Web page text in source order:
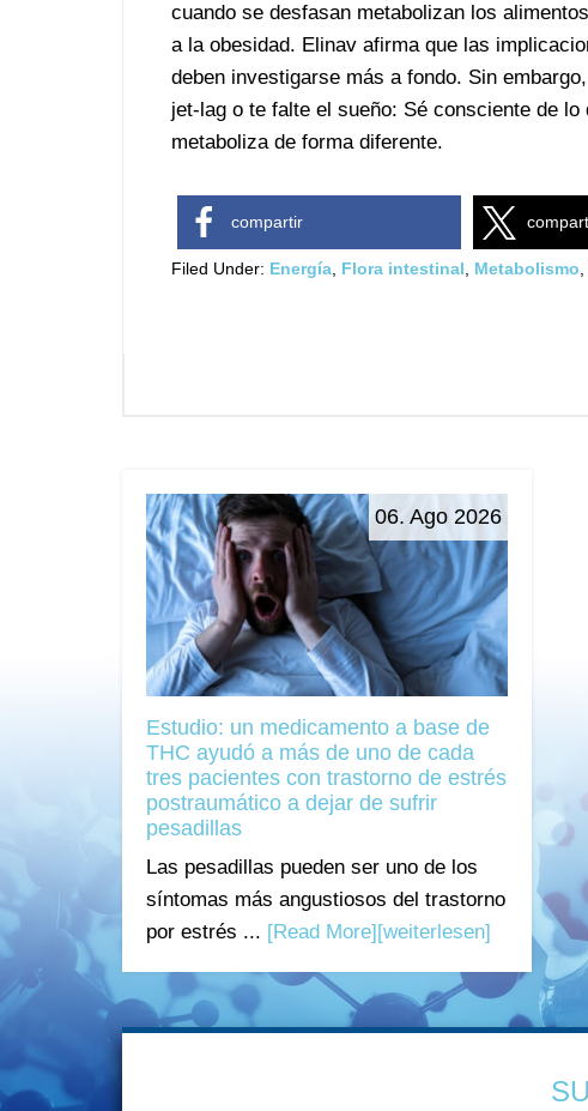
cuando se desfasan metabolizan los
a la obesidad. Elinav afirma que las
deben investigarse más a fondo. Sin
jet-lag o te falte el sueño: Sé consciente de
metaboliza de forma diferente.
compartir
Filed Under: Energía Flora intestinal Metabolismo
06. Ago 2026
Estudio: un medicamento a base de
THC ayudó a más de uno de cada
tres pacientes con trastorno de estrés
postraumático a dejar de sufrir
pesadillas
Las pesadillas pueden ser uno de los
síntomas más angustiosos del trastorno
por estrés ... [Read More][weiterlesen]